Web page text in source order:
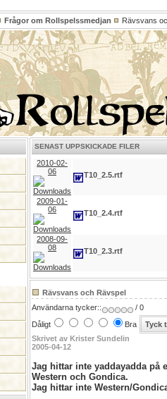
Frågor om Rollspelssmedjan Rävsvans
SENAST UPPSKICKADE FILER
2010-02-
06
T10_2.5.rtf
2009-01-
06
T10_2.4.rtf
2008-09-
08
T10_2.3.rtf
Rävsvans och Rävspel
Användarna tycker::
/ 0
Dåligt
Bra
Skrivet av Krister Sundelin
2005-04-12
Jag hittar inte yaddayadda på
Western och Gondica.
Jag hittar inte Western/